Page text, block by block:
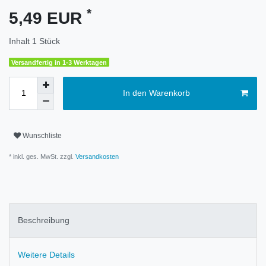
5,49 EUR *
Inhalt 1 Stück
Versandfertig in 1-3 Werktagen
In den Warenkorb
Wunschliste
* inkl. ges. MwSt. zzgl. Versandkosten
Beschreibung
Weitere Details